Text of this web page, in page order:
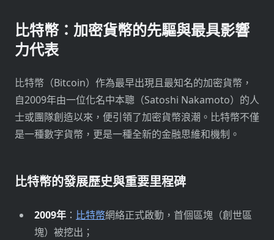
比特幣：加密貨幣的先驅與最具影響
力代表
比特幣（Bitcoin）作為最早出現且最知名的加密貨幣，
自2009年由一位化名中本聰（Satoshi Nakamoto）的人
士或團隊創造以來，便引領了加密貨幣浪潮。比特幣不僅
是一種數字貨幣，更是一種全新的金融思維和機制。
比特幣的發展歷史與重要里程碑
2009年 ： 比特幣網絡正式啟動，首個區塊（創世區
塊）被挖出；